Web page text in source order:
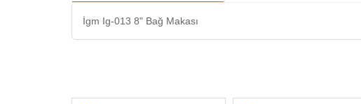
İgm Ig-013 8" Bağ Makası